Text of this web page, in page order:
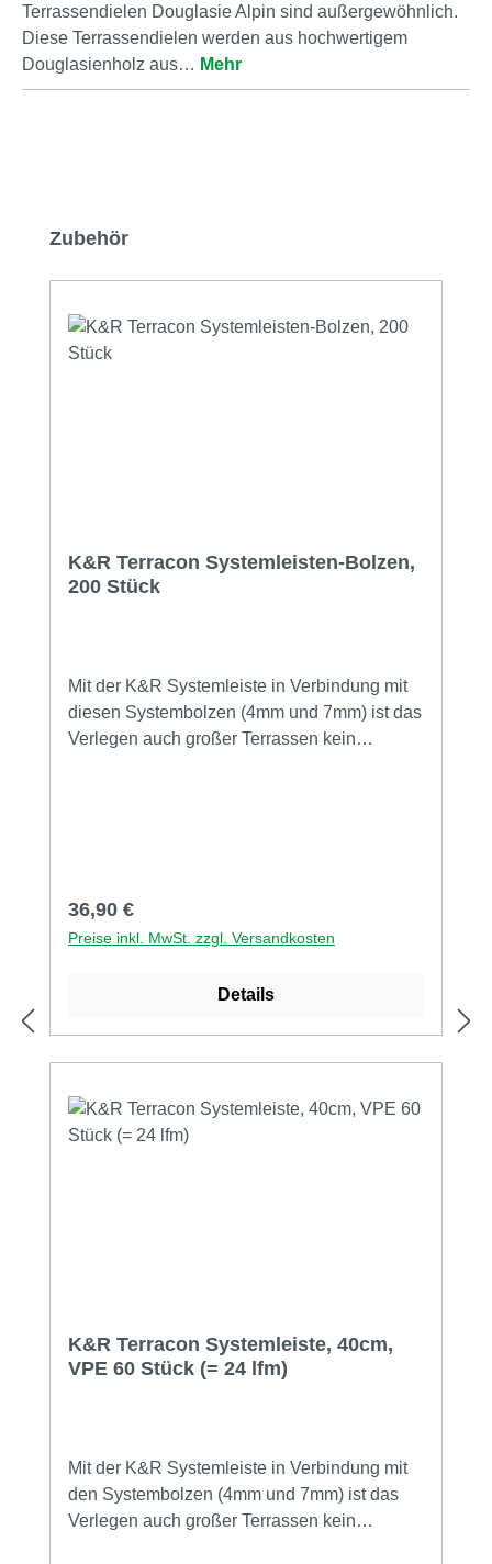
Terrassendielen Douglasie Alpin sind außergewöhnlich.
Diese Terrassendielen werden aus hochwertigem
Douglasienholz aus… Mehr
Produktgalerie überspringen
Zubehör
K&R Terracon Systemleisten-Bolzen,
200 Stück
Mit der K&R Systemleiste in Verbindung mit
diesen Systembolzen (4mm und 7mm) ist das
Verlegen auch großer Terrassen kein
7mm konstruktiver Holzschutz - keine
Staunässe zwischen Unterkonstruktion und
hochfester verstärkter Kunststoff endlos
Regulärer Preis:
36,90 €
Preise inkl. MwSt. zzgl. Versandkosten
Details
K&R Terracon Systemleiste, 40cm,
VPE 60 Stück (= 24 lfm)
Mit der K&R Systemleiste in Verbindung mit
den Systembolzen (4mm und 7mm) ist das
Verlegen auch großer Terrassen kein